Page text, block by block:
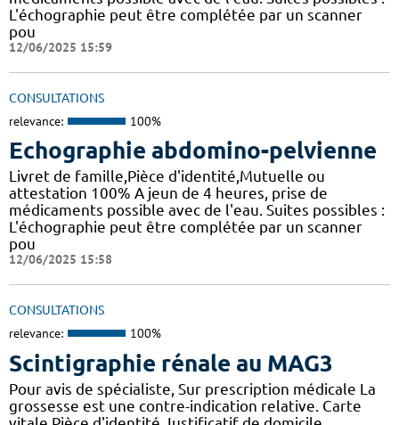
L'échographie peut être complétée par un scanner
pou
12/06/2025 15:59
CONSULTATIONS
relevance: 100%
Echographie abdomino-pelvienne
Livret de famille,Pièce d'identité,Mutuelle ou
attestation 100% A jeun de 4 heures, prise de
médicaments possible avec de l'eau. Suites possibles :
L'échographie peut être complétée par un scanner
pou
12/06/2025 15:58
CONSULTATIONS
relevance: 100%
Scintigraphie rénale au MAG3
Pour avis de spécialiste, Sur prescription médicale La
grossesse est une contre-indication relative. Carte